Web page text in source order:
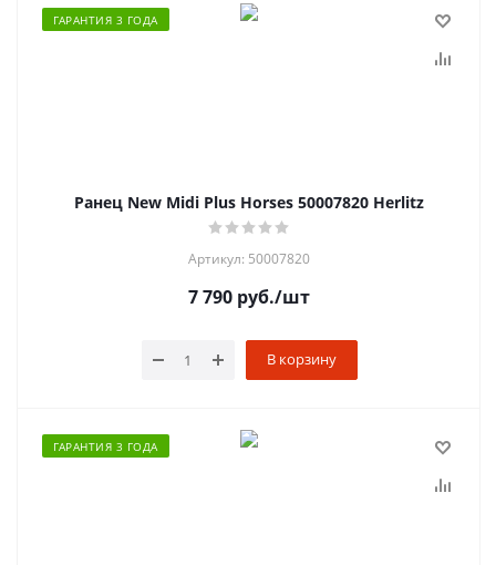
ГАРАНТИЯ 3 ГОДА
Ранец New Midi Plus Horses 50007820 Herlitz
Артикул: 50007820
7 790 руб./шт
В корзину
ГАРАНТИЯ 3 ГОДА